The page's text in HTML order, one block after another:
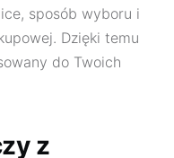
sposób wyboru i
Dzięki temu
do Twoich
z